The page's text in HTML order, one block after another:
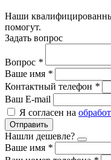
Наши
помогут.
Задать вопрос
Вопрос *
Ваше имя *
Контактный телефон *
Ваш E-mail
Я согласен на
Отправить
Нашли дешевле?
Ваше имя *